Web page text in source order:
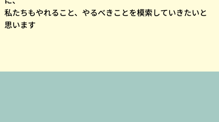
私たちもやれること、やるべきことを模索していきたいと
思います